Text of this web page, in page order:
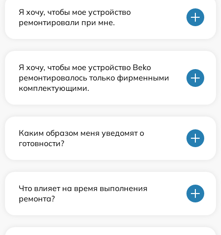
Я хочу, чтобы мое устройство
ремонтировали при мне.
Я хочу, чтобы мое устройство Beko
ремонтировалось только фирменными
комплектующими.
Каким образом меня уведомят о
готовности?
Что влияет на время выполнения
ремонта?